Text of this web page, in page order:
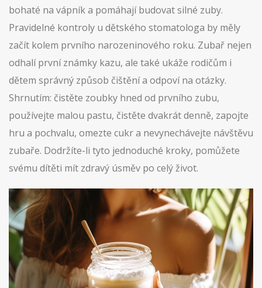
bohaté na vápník a pomáhají budovat silné zuby.
Pravidelné kontroly u dětského stomatologa by měly
začít kolem prvního narozeninového roku. Zubař nejen
odhalí první známky kazu, ale také ukáže rodičům i
dětem správný způsob čištění a odpoví na otázky.
Shrnutím: čistěte zoubky hned od prvního zubu,
používejte malou pastu, čistěte dvakrát denně, zapojte
hru a pochvalu, omezte cukr a nevynechávejte návštěvu
zubaře. Dodržíte-li tyto jednoduché kroky, pomůžete
svému dítěti mít zdravý úsměv po celý život.